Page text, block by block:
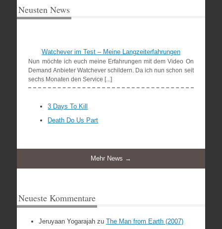
Neusten News
Watchever im Test – Meine Langzeiterfahrungen
Nun möchte ich euch meine Erfahrungen mit dem Video On
Demand Anbieter Watchever schildern. Da ich nun schon seit
sechs Monaten den Service [...]
3 Days To Kill
Death Do Us Part
Mehr News →
Neueste Kommentare
Jeruyaan Yogarajahzu The Man from Earth (2007)